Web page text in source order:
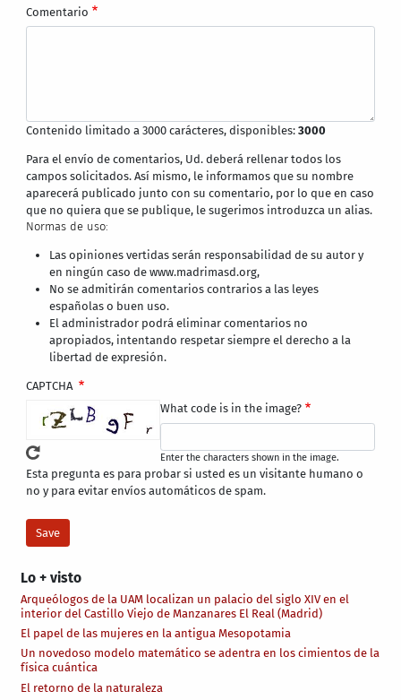
Lo + visto
Arqueólogos de la UAM localizan un palacio del siglo XIV en el
interior del Castillo Viejo de Manzanares El Real (Madrid)
El papel de las mujeres en la antigua Mesopotamia
Un novedoso modelo matemático se adentra en los cimientos de la
física cuántica
El retorno de la naturaleza
Comentario
Contenido limitado a 3000 carácteres, disponibles:3000
Para el envío de comentarios, Ud. deberá rellenar todos los
campos solicitados. Así mismo, le informamos que su nombre
aparecerá publicado junto con su comentario, por lo que en caso
que no quiera que se publique, le sugerimos introduzca un alias.
Normas de uso:
Las opiniones vertidas serán responsabilidad de su autor y
en ningún caso de www.madrimasd.org,
No se admitirán comentarios contrarios a las leyes
españolas o buen uso.
El administrador podrá eliminar comentarios no
apropiados, intentando respetar siempre el derecho a la
libertad de expresión.
CAPTCHA
What code is in the image?
Enter the characters shown in the image.
Esta pregunta es para probar si usted es un visitante humano o
no y para evitar envíos automáticos de spam.